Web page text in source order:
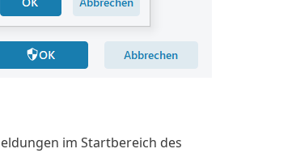
im Startbereich des